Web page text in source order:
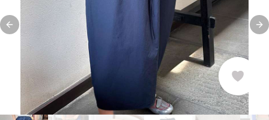
Previous slide